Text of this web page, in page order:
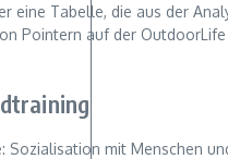
eine Tabelle, die aus der
Pointern auf der
Sozialisation mit Menschen